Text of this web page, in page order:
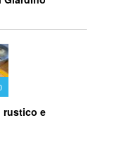
rustico e